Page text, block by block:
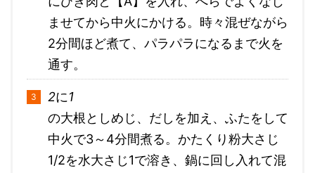
ませてから中火にかける。時々混ぜながら
2分間ほど煮て、パラパラになるまで火を
通す。
2に1
の大根としめじ、だしを加え、ふたをして
中火で3～4分間煮る。かたくり粉大さじ
1/2を水大さじ1で溶き、鍋に回し入れて混